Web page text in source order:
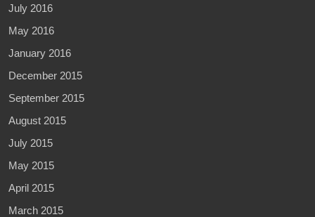
July 2016
May 2016
January 2016
December 2015
September 2015
August 2015
July 2015
May 2015
April 2015
March 2015